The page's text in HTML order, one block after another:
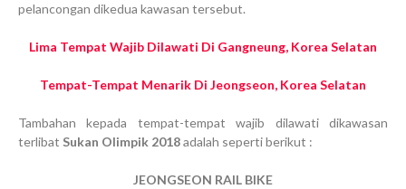
pelancongan dikedua kawasan tersebut.
Lima Tempat Wajib Dilawati Di Gangneung, Korea Selatan
Tempat-Tempat Menarik Di Jeongseon, Korea Selatan
Tambahan kepada tempat-tempat wajib dilawati dikawasan
terlibat Sukan Olimpik 2018adalah seperti berikut :
JEONGSEON RAIL BIKE